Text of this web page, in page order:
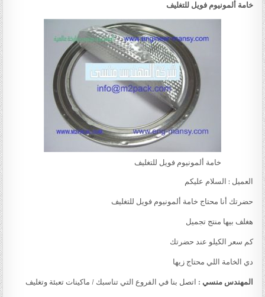
خامة ألمونيوم فويل للتغليف
خامة ألمونيوم فويل للتغليف
العميل : السلام عليكم
حضرتك أنا محتاج خامة ألمونيوم فويل للتغليف
هغلف بيها منتج تجميل
كم سعر الكيلو عند حضرتك
دي الخامة اللي محتاج زيها
المهندس منسي : اتصل بنا في الفروع التي تناسبك / ماكينات تعبئة وتغليف